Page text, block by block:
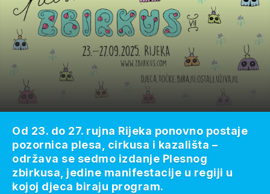
Od 23. do 27. rujna Rijeka ponovno postaje
pozornica plesa, cirkusa i kazališta –
održava se sedmo izdanje Plesnog
zbirkusa, jedine manifestacije u regiji u
kojoj djeca biraju program.